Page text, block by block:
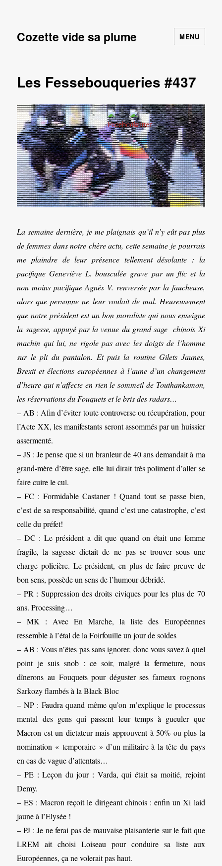
Cozette vide sa plume MENU
Les Fessebouqueries #437
La semaine dernière, je me plaignais qu’il n’y eût pas plus
de femmes dans notre chère actu, cette semaine je pourrais
me plaindre de leur présence tellement désolante : la
pacifique Geneviève L. bousculée grave par un flic et la
non moins pacifique Agnès V. renversée par la faucheuse,
alors que personne ne leur voulait de mal. Heureusement
que notre président est un bon moraliste qui nous enseigne
la sagesse, appuyé par la venue du grand sage chinois Xi
machin qui lui, ne rigole pas avec les doigts de l’homme
sur le pli du pantalon. Et puis la routine Gilets Jaunes,
Brexit et élections européennes à l’aune d’un changement
d’heure qui n’affecte en rien le sommeil de Touthankamon,
les réservations du Fouquets et le bris des radars…
– AB : Afin d’éviter toute controverse ou récupération, pour
l’Acte XX, les manifestants seront assommés par un huissier
assermenté.
– JS : Je pense que si un branleur de 40 ans demandait à ma
grand-mère d’être sage, elle lui dirait très poliment d’aller se
faire cuire le cul.
– FC : Formidable Castaner ! Quand tout se passe bien,
c’est de sa responsabilité, quand c’est une catastrophe, c’est
celle du préfet!
– DC : Le président a dit que quand on était une femme
fragile, la sagesse dictait de ne pas se trouver sous une
charge policière. Le président, en plus de faire preuve de
bon sens, possède un sens de l’humour débridé.
– PR : Suppression des droits civiques pour les plus de 70
ans. Processing…
– MK : Avec En Marche, la liste des Européennes
ressemble à l’étal de la Foirfouille un jour de soldes
– AB : Vous n’êtes pas sans ignorer, donc vous savez à quel
point je suis snob : ce soir, malgré la fermeture, nous
dînerons au Fouquets pour déguster ses fameux rognons
Sarkozy flambés à la Black Bloc
– NP : Faudra quand même qu’on m’explique le processus
mental des gens qui passent leur temps à gueuler que
Macron est un dictateur mais approuvent à 50% ou plus la
nomination « temporaire » d’un militaire à la tête du pays
en cas de vague d’attentats…
– PE : Leçon du jour : Varda, qui était sa moitié, rejoint
Demy.
– ES : Macron reçoit le dirigeant chinois : enfin un Xi laid
jaune à l’Elysée !
– PJ : Je ne ferai pas de mauvaise plaisanterie sur le fait que
LREM ait choisi Loiseau pour conduire sa liste aux
Européennes, ça ne volerait pas haut.